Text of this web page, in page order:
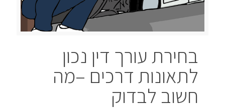
בחירת עורך דין נכון
לתאונות דרכים –מה
חשוב לבדוק